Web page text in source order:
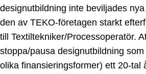
designutbildning inte beviljades
den av TEKO-företagen starkt
till Textiltekniker/Processoperatör.
stoppa/pausa designutbildning
olika finansieringsformer) ett 20-tal